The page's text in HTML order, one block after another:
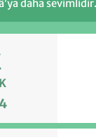
daha